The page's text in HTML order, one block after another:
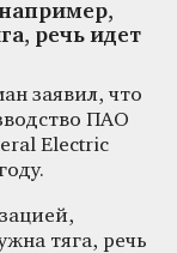
речь идет
заявил, что
ПАО
Electric
тяга, речь